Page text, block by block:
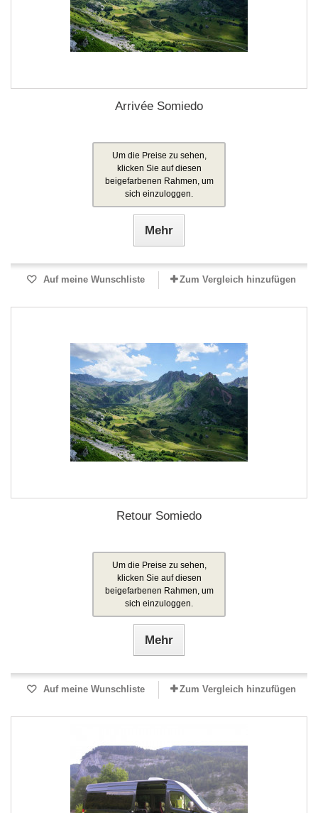
Arrivée Somiedo
Um die Preise zu sehen,
klicken Sie auf diesen
beigefarbenen Rahmen, um
sich einzuloggen.
Mehr
Auf meine Wunschliste Zum Vergleich hinzufügen
Retour Somiedo
Um die Preise zu sehen,
klicken Sie auf diesen
beigefarbenen Rahmen, um
sich einzuloggen.
Mehr
Auf meine Wunschliste Zum Vergleich hinzufügen